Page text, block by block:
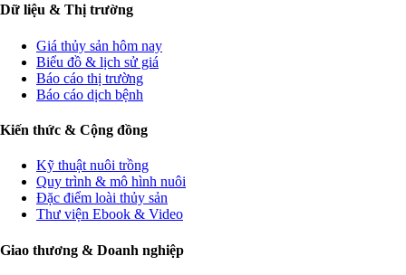
Dữ liệu & Thị trường
Giá thủy sản hôm nay
Biểu đồ & lịch sử giá
Báo cáo thị trường
Báo cáo dịch bệnh
Kiến thức & Cộng đồng
Kỹ thuật nuôi trồng
Quy trình & mô hình nuôi
Đặc điểm loài thủy sản
Thư viện Ebook & Video
Giao thương & Doanh nghiệp